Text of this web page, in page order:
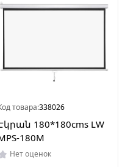
товара:338026
180*180cms LW
180M
Нет оценок